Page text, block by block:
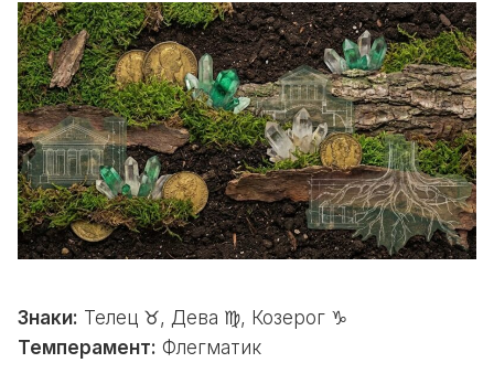
Знаки: Телец ♉, Дева ♍, Козерог ♑
Темперамент: Флегматик